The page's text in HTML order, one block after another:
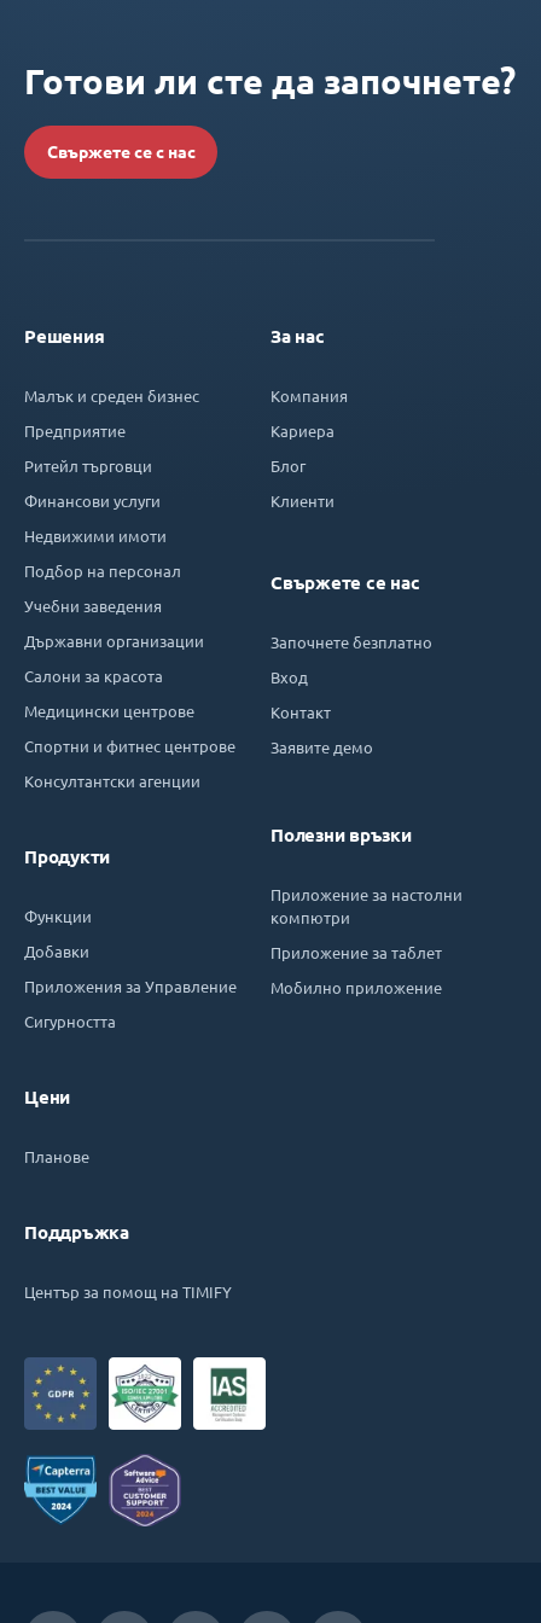
Готови ли сте да започнете?
Свържете се с нас
Решения
Малък и среден бизнес
Предприятие
Ритейл търговци
Финансови услуги
Недвижими имоти
Подбор на персонал
Учебни заведения
Държавни организации
Салони за красота
Медицински центрове
Спортни и фитнес центрове
Консултантски агенции
Продукти
Функции
Добавки
Приложения за Управление
Сигурността
Цени
Планове
Поддръжка
Център за помощ на TIMIFY
За нас
Компания
Кариера
Блог
Клиенти
Свържете се нас
Започнете безплатно
Вход
Контакт
Заявите демо
Полезни връзки
Приложение за настолни
компютри
Приложение за таблет
Мобилно приложение